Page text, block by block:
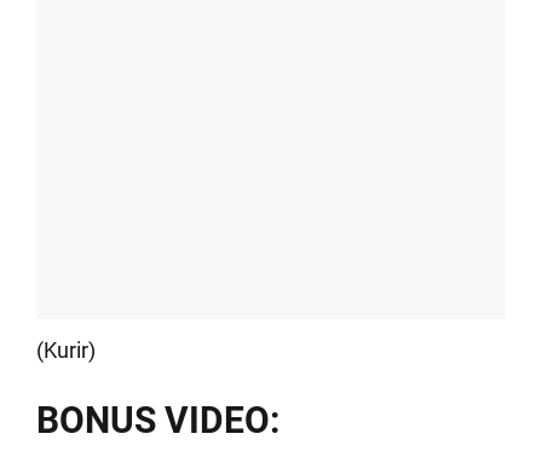
(Kurir)
BONUS VIDEO: